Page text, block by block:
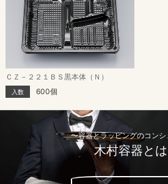
ＣＺ－２２１ＢＳ黒本体（Ｎ）
入数 600個
〜容器とラッピングのコン
木村容器とは